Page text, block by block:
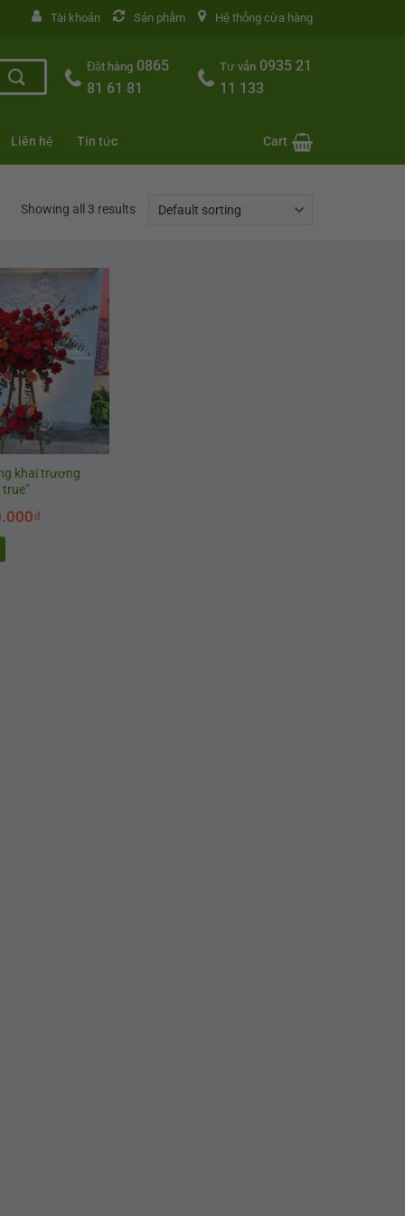
Tài khoản Sản phẩm Hệ thống cửa hàng
Đặt hàng 0865
81 61 81
Tư vấn 0935 21
11 133
Liên hệ Tin tức Cart
Showing all 3 results
khai trương
true”
₫